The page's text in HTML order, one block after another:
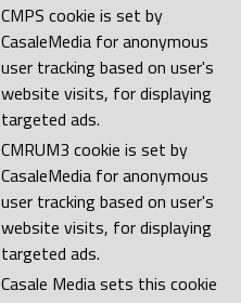
CMPS cookie is set by
CasaleMedia for anonymous
user tracking based on user's
website visits, for displaying
targeted ads.
CMRUM3 cookie is set by
CasaleMedia for anonymous
user tracking based on user's
website visits, for displaying
targeted ads.
Casale Media sets this cookie